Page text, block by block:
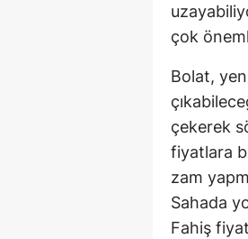
çok
Bolat,
çekerek
fiyatlara
zam
Sahada
Fahiş